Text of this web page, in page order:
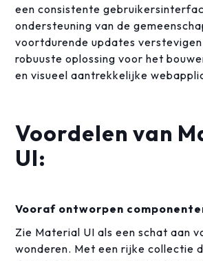
een consistente
ondersteuning van de
voortdurende updates
robuuste oplossing voor het
en visueel aantrekkelijke
Voordelen van
UI:
Vooraf ontworpen
Zie Material UI als een schat aan
wonderen. Met een rijke collectie